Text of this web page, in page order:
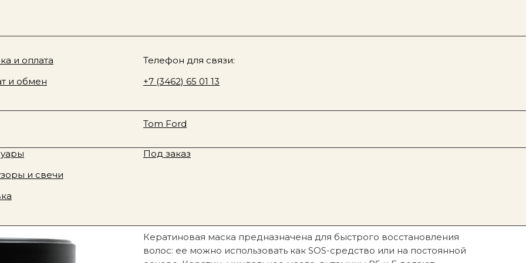
кератиновая маска для волос, розмарин, лимон, 200 мл
Zielinski&Rozen, кератиновая маска для волос,
розмарин, лимон, 200 мл
2 990 р.
Кератиновая маска предназначена для быстрого восстановления
волос: ее можно использовать как SOS-средство или на постоянной
товара
Смотреть все
Под заказ
Новинки
и свечи
косметика
& Rozen
Fragrance
Tom Ford
Davines
Rhode
и оплата
и обмен
Телефон для связи:
+7 (3462) 65 01 13